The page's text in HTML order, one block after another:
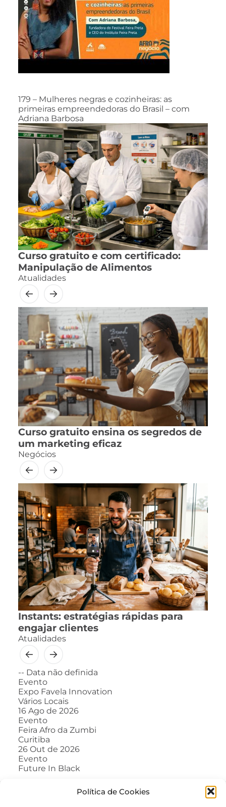
Política de Cookies
179 – Mulheres negras e cozinheiras: as
primeiras empreendedoras do Brasil – com
Adriana Barbosa
Curso gratuito e com certificado:
Manipulação de Alimentos
Atualidades
Curso gratuito ensina os segredos de
um marketing eficaz
Negócios
Instants: estratégias rápidas para
engajar clientes
Atualidades
-- Data não definida
Evento
Expo Favela Innovation
Vários Locais
16 Ago de 2026
Evento
Feira Afro da Zumbi
Curitiba
26 Out de 2026
Evento
Future In Black